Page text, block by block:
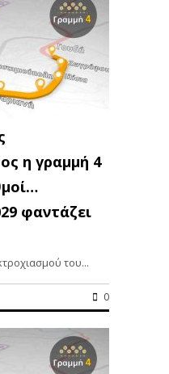
η γραμμή 4
φαντάζει
του...
0